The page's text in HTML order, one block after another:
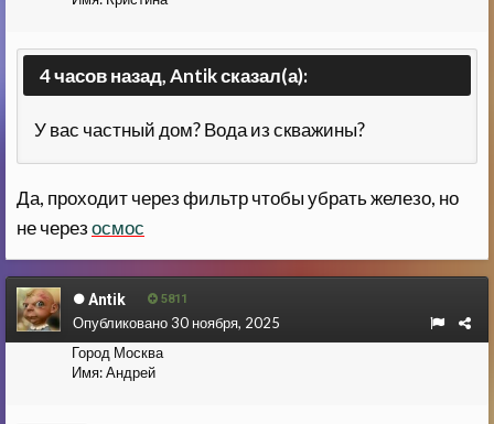
4 часов назад, Antik сказал(а):
У вас частный дом? Вода из скважины?
Да, проходит через фильтр чтобы убрать железо, но
не черезосмос
Antik 5811
Город Москва
Имя:Андрей
Опубликовано30 ноября, 2025